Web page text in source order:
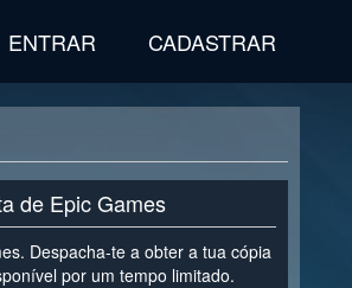
ENTRAR CADASTRAR
de Epic Games
Despacha-te a obter a tua cópia
por um tempo limitado.